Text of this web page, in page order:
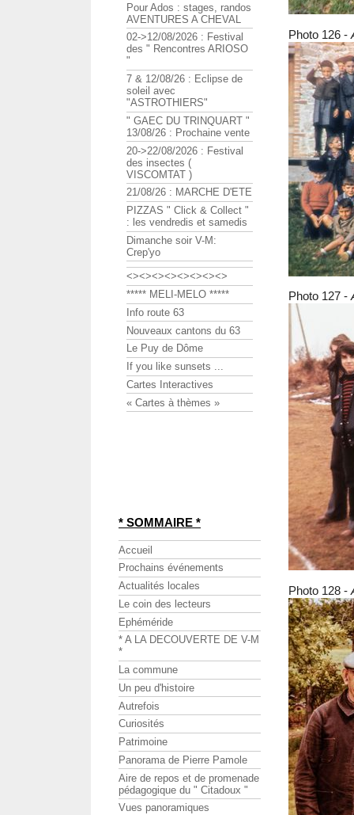
Photo 126 -
Photo 127 -
Photo 128 -
Pour Ados : stages, randos
AVENTURES A CHEVAL
02->12/08/2026 : Festival
des " Rencontres ARIOSO
"
7 & 12/08/26 : Eclipse de
soleil avec
"ASTROTHIERS"
" GAEC DU TRINQUART "
13/08/26 : Prochaine vente
20->22/08/2026 : Festival
des insectes (
VISCOMTAT )
21/08/26 : MARCHE D'ETE
PIZZAS " Click & Collect "
: les vendredis et samedis
Dimanche soir V-M:
Crep'yo
<><><><><><><><>
***** MELI-MELO *****
Info route 63
Nouveaux cantons du 63
Le Puy de Dôme
If you like sunsets ...
Cartes Interactives
« Cartes à thèmes »
* SOMMAIRE *
Accueil
Prochains événements
Actualités locales
Le coin des lecteurs
Ephéméride
* A LA DECOUVERTE DE V-M
*
La commune
Un peu d'histoire
Autrefois
Curiosités
Patrimoine
Panorama de Pierre Pamole
Aire de repos et de promenade
pédagogique du " Citadoux "
Vues panoramiques